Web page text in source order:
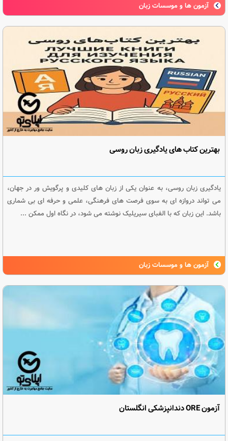
آزمون ها و موسسات زبان
بهترین کتاب های یادگیری زبان روسی
یادگیری زبان روسی، به عنوان یکی از زبان های کلیدی و پرگویش ور در جهان،
می تواند دروازه ای به سوی فرصت های فرهنگی، علمی و حرفه ای بی شماری
باشد. این زبان که با الفبای سیریلیک نوشته می شود، در نگاه اول ممکن ...
آزمون ها و موسسات زبان
آزمون ORE دندانپزشکی انگلستان